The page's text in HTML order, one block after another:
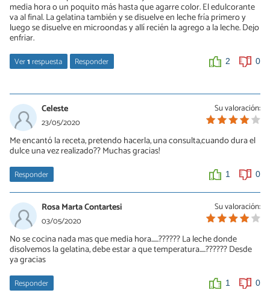
media hora o un poquito más hasta que agarre color. El edulcorante
va al final. La gelatina también y se disuelve en leche fría primero y
luego se disuelve en microondas y allí recién la agrego a la leche. Dejo
enfriar.
Ver1respuesta Responder 2 0
03/02/2021
Ya me parecido que estaba mal todo🤣 era imposible que saliera
bien así, la elaboración debe ser la misma que en el dulce
tradicional, por lo que se hierve la leche con el bicarbonato hasta
que coja el color deseado (media hora o 2h) el necesario... Luego
maicena ( si le añade maicena tiene que llevarlo so fuego un poco
más que espere)
1 0
Su valoración:
Celeste
23/05/2020
Me encantó la receta, pretendo hacerla, una consulta,cuando dura el
dulce una vez realizado?? Muchas gracias!
Responder 1 0
Su valoración:
Rosa Marta Contartesi
03/05/2020
No se cocina nada mas que media hora......?????? La leche donde
disolvemos la gelatina, debe estar a que temperatura.....?????? Desde
ya gracias
Responder 1 0